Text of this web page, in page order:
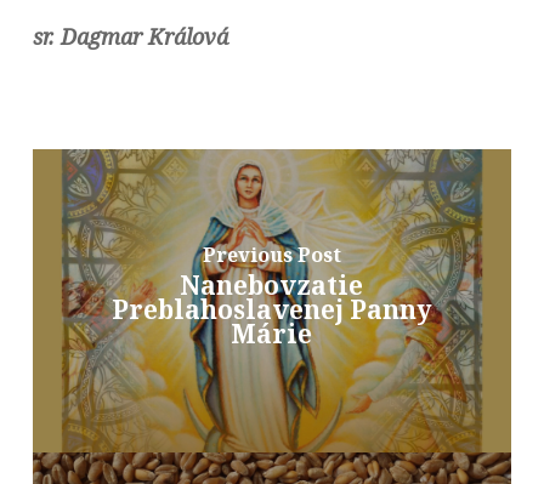
sr. Dagmar Králová
Previous Post
Nanebovzatie
Preblahoslavenej Panny
Márie